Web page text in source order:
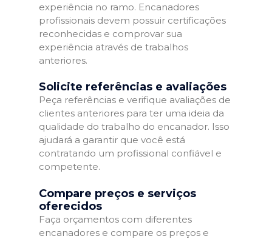
experiência no ramo. Encanadores
profissionais devem possuir certificações
reconhecidas e comprovar sua
experiência através de trabalhos
anteriores.
Solicite referências e avaliações
Peça referências e verifique avaliações de
clientes anteriores para ter uma ideia da
qualidade do trabalho do encanador. Isso
ajudará a garantir que você está
contratando um profissional confiável e
competente.
Compare preços e serviços
oferecidos
Faça orçamentos com diferentes
encanadores e compare os preços e